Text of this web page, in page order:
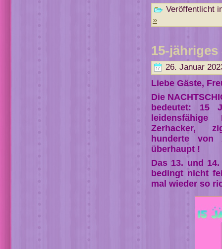
Veröffentlicht
»
15-
26. Januar
Liebe Gäste,
Die
bedeutet: 15
leidensfähige
Zerhacker,
hunderte von
überhaupt !
Das 13. und
bedingt nicht
mal wieder so